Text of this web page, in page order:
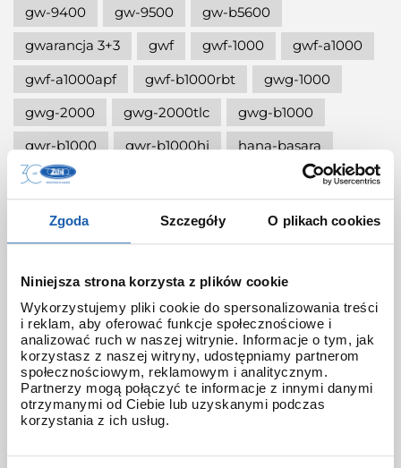
Zgoda Szczegóły O plikach cookies
Niniejsza strona korzysta z plików cookie
Wykorzystujemy pliki cookie do spersonalizowania treści
i reklam, aby oferować funkcje społecznościowe i
analizować ruch w naszej witrynie. Informacje o tym, jak
korzystasz z naszej witryny, udostępniamy partnerom
społecznościowym, reklamowym i analitycznym.
Partnerzy mogą połączyć te informacje z innymi danymi
otrzymanymi od Ciebie lub uzyskanymi podczas
korzystania z ich usług.
gw-9400
gw-9500
gw-b5600
gwarancja 3+3
gwf gwf-1000
gwf-a1000
gwf-a1000apf
gwf-b1000rbt
gwg-1000
gwg-2000
gwg-2000tlc
gwg-b1000
gwr-b1000
gwr-b1000hj
hana-basara
hidden talents
ignite red
illuminator g-shock
iluminator g-shock
iluminator w zegarku
instrukcja
jak czyścić g-shocka
jak skrócić bransoletę w g-shock?
jak ustawić zegarek g-shock ga-2100?
jak włączyć podświetlenie w zegarku
jak wymienić baterię gshock?